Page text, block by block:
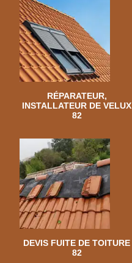
RÉPARATEUR,
INSTALLATEUR DE VELUX
82
DEVIS FUITE DE TOITURE
82